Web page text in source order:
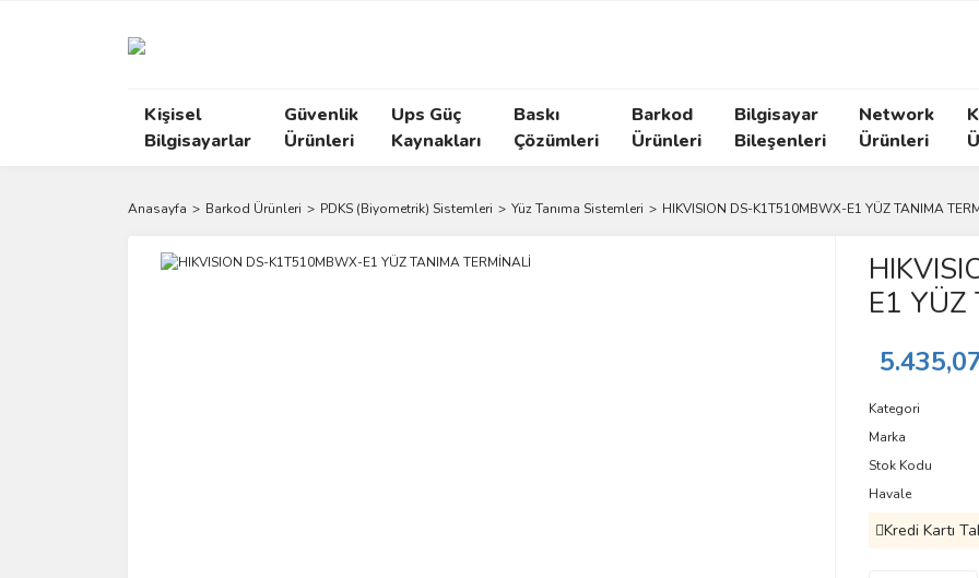
Kişisel
Bilgisayarlar
Güvenlik
Ürünleri
Ups Güç
Kaynakları
Baskı
Çözümleri
Barkod
Ürünleri
Bilgisayar
Bileşenleri
Network
Ürünleri
Anasayfa Barkod Ürünleri PDKS (Biyometrik) Sistemleri Yüz Tanıma Sistemleri HIKVISION DS-K1T510MBWX-E1 YÜZ TANIMA
E1 YÜZ
Kategori
Marka
Stok Kodu
Havale
Kredi Kartı